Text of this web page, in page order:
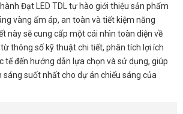
Đạt LED TDL tự hào giới thiệu sản phẩm
vàng ấm áp, an toàn và tiết kiệm năng
này sẽ cung cấp một cái nhìn toàn diện về
thông số kỹ thuật chi tiết, phân tích lợi ích
tế đến hướng dẫn lựa chọn và sử dụng, giúp
sáng suốt nhất cho dự án chiếu sáng của